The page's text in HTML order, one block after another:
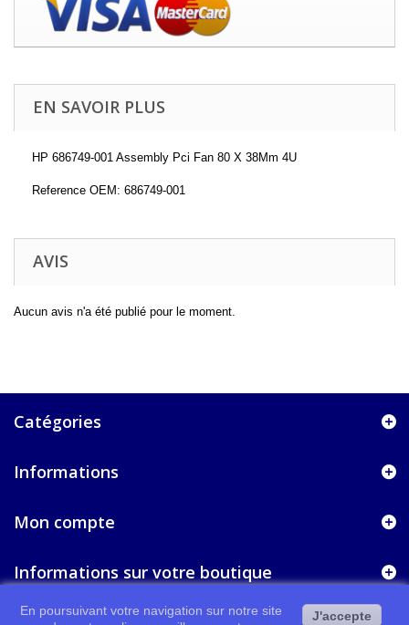
EN SAVOIR PLUS
HP 686749-001 Assembly Pci Fan 80 X 38Mm 4U
Reference OEM: 686749-001
AVIS
Aucun avis n'a été publié pour le moment.
Catégories
Informations
Mon compte
Informations sur votre boutique
En poursuivant votre navigation sur notre site
J'accepte